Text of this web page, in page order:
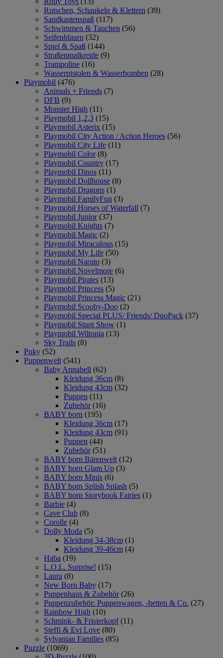
Rutschen, Schaukeln & Klettern (39)
Sandkastenspaß (117)
Schwimmen & Tauchen (56)
Seifenblasen (32)
Spiel & Spaß (144)
Straßenmalkreide (9)
Trampoline (16)
Wasserpistolen & Wasserbomben (28)
Playmobil (476)
Animals + Friends (7)
DFB (9)
Monster High (11)
Playmobil 1,2,3 (15)
Playmobil Asterix (15)
Playmobil City Action / Action Heroes (56)
Playmobil City Life (11)
Playmobil Color (8)
Playmobil Country (17)
Playmobil Dinos (11)
Playmobil Dollhouse (8)
Playmobil Dragons (1)
Playmobil FamilyFun (3)
Playmobil Horses of Waterfall (7)
Playmobil Junior (37)
Playmobil Knights (7)
Playmobil Magic (2)
Playmobil Miraculous (15)
Playmobil My Life (50)
Playmobil Naruto (3)
Playmobil Novelmore (6)
Playmobil Pirates (13)
Playmobil Princess (5)
Playmobil Princess Magic (21)
Playmobil Scooby-Doo (2)
Playmobil Special PLUS/ Friends/ DuoPack (37)
Playmobil Stunt Show (1)
Playmobil Wiltopia (13)
Sky Trails (8)
Puky (52)
Puppenwelt (541)
Baby Annabell (62)
Kleidung 36cm (8)
Kleidung 43cm (32)
Puppen (11)
Zubehör (16)
BABY born (195)
Kleidung 36cm (17)
Kleidung 43cm (91)
Puppen (44)
Zubehör (51)
BABY born Bärenwelt (12)
BABY born Glam Up (3)
BABY born Minis (6)
BABY born Splish Splash (5)
BABY born Storybook Fairies (1)
Barbie (4)
Cave Club (8)
Corolle (4)
Dolly Moda (5)
Kleidung 34-38cm (1)
Kleidung 39-46cm (4)
Haba (19)
L.O.L. Surprise! (15)
Laura (8)
New Born Baby (17)
Puppenhaus & Zubehör (26)
Puppenzubehör: Puppenwagen, -betten & Co. (27)
Rainbow High (10)
Schmink- & Frisierkopf (11)
Steffi & Evi Love (80)
Sylvanian Families (85)
Puzzle (1069)